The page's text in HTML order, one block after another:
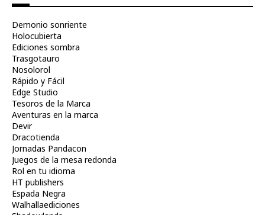
Demonio sonriente
Holocubierta
Ediciones sombra
Trasgotauro
Nosolorol
Rápido y Fácil
Edge Studio
Tesoros de la Marca
Aventuras en la marca
Devir
Dracotienda
Jornadas Pandacon
Juegos de la mesa redonda
Rol en tu idioma
HT publishers
Espada Negra
Walhallaediciones